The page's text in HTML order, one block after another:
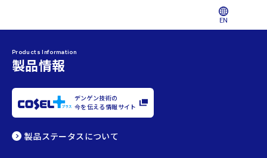
EN
Products Information
製品情報
デンゲン技術の
今を伝える情報サイト
製品ステータスについて